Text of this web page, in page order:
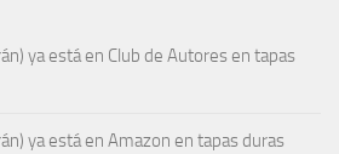
ya está en Club de Autores en tapas
ya está en Amazon en tapas duras